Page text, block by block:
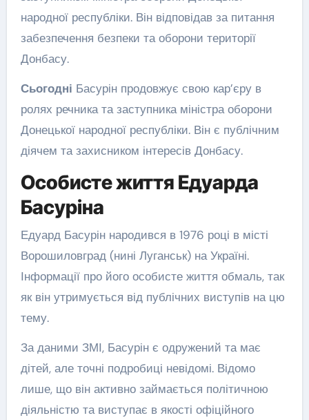
народної республіки. Він відповідав за питання
забезпечення безпеки та оборони території
Донбасу.
Сьогодні Басурін продовжує свою кар’єру в
ролях речника та заступника міністра оборони
Донецької народної республіки. Він є публічним
діячем та захисником інтересів Донбасу.
Особисте життя Едуарда
Басуріна
Едуард Басурін народився в 1976 році в місті
Ворошиловград (нині Луганськ) на Україні.
Інформації про його особисте життя обмаль, так
як він утримується від публічних виступів на цю
тему.
За даними ЗМІ, Басурін є одружений та має
дітей, але точні подробиці невідомі. Відомо
лише, що він активно займається політичною
діяльністю та виступає в якості офіційного